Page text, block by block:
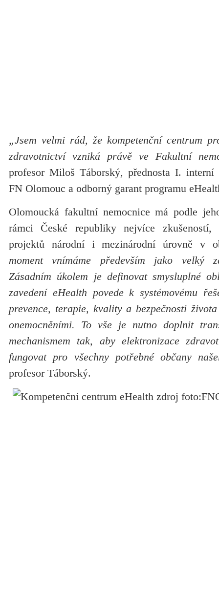
„Jsem velmi rád, že kompetenční centrum
zdravotnictví vzniká právě ve Fakultní
profesor Miloš Táborský, přednosta I.
FN Olomouc a odborný garant programu
Olomoucká fakultní nemocnice má podle
rámci České republiky nejvíce zkušeností,
projektů národní i mezinárodní úrovně v
moment vnímáme především jako velký
Zásadním úkolem je definovat smysluplné
zavedení eHealth povede k systémovému
prevence, terapie, kvality a bezpečnosti
onemocněními. To vše je nutno doplnit
mechanismem tak, aby elektronizace
fungovat pro všechny potřebné občany
profesor Táborský.